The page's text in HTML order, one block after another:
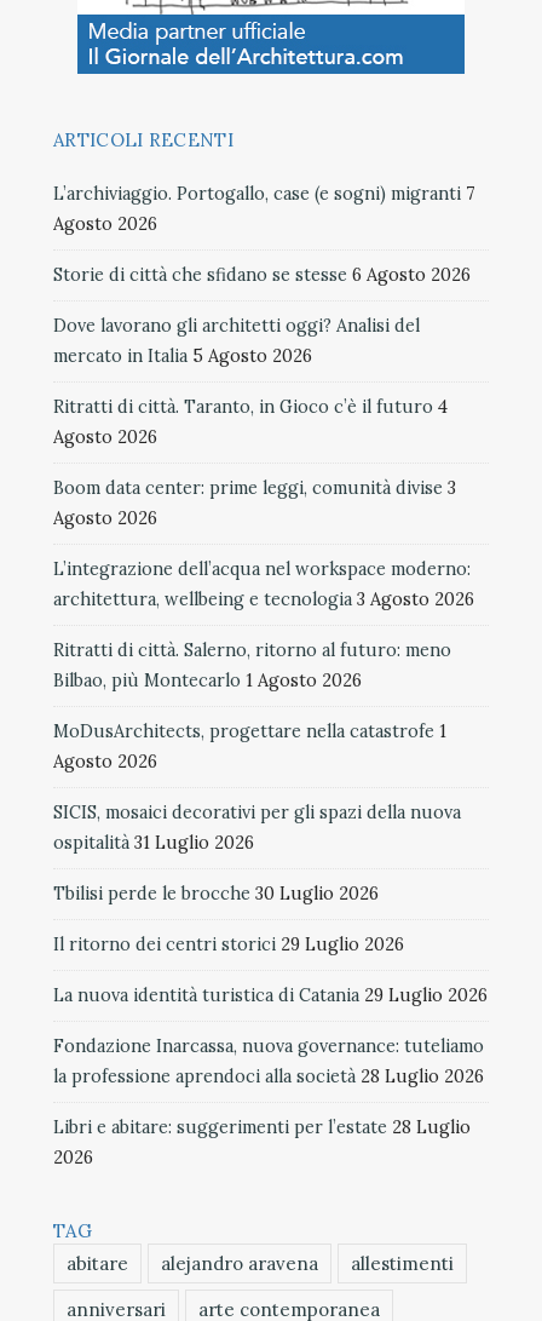
ARTICOLI RECENTI
L’archiviaggio. Portogallo, case (e sogni) migranti 7
Agosto 2026
Storie di città che sfidano se stesse 6 Agosto 2026
Dove lavorano gli architetti oggi? Analisi del
mercato in Italia 5 Agosto 2026
Ritratti di città. Taranto, in Gioco c’è il futuro 4
Agosto 2026
Boom data center: prime leggi, comunità divise 3
Agosto 2026
L’integrazione dell’acqua nel workspace moderno:
architettura, wellbeing e tecnologia 3 Agosto 2026
Ritratti di città. Salerno, ritorno al futuro: meno
Bilbao, più Montecarlo 1 Agosto 2026
MoDusArchitects, progettare nella catastrofe 1
Agosto 2026
SICIS, mosaici decorativi per gli spazi della nuova
ospitalità 31 Luglio 2026
Tbilisi perde le brocche 30 Luglio 2026
Il ritorno dei centri storici 29 Luglio 2026
La nuova identità turistica di Catania 29 Luglio 2026
Fondazione Inarcassa, nuova governance: tuteliamo
la professione aprendoci alla società 28 Luglio 2026
Libri e abitare: suggerimenti per l’estate 28 Luglio
2026
TAG
abitare
alejandro aravena
allestimenti
anniversari
arte contemporanea